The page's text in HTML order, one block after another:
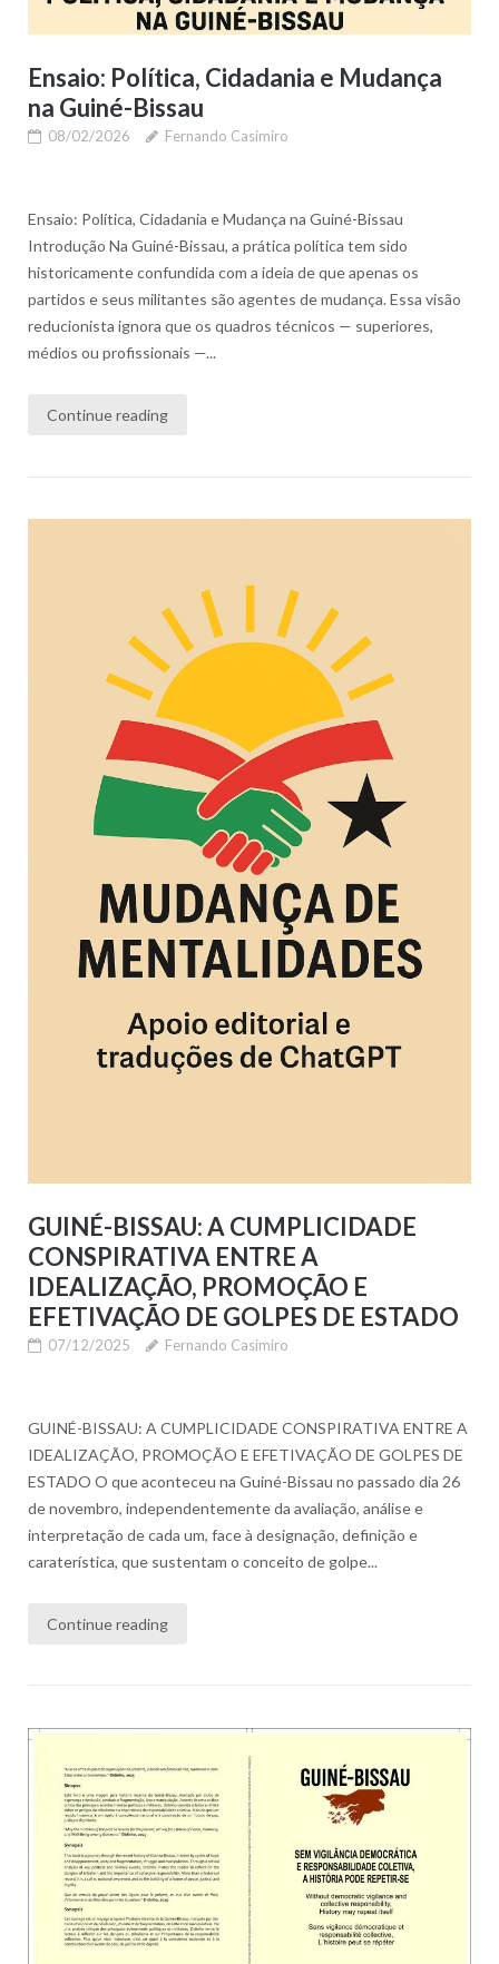
Ensaio: Política, Cidadania e Mudança
na Guiné-Bissau
08/02/2026 Fernando Casimiro
Ensaio: Política, Cidadania e Mudança na Guiné-Bissau
Introdução Na Guiné-Bissau, a prática política tem sido
historicamente confundida com a ideia de que apenas os
partidos e seus militantes são agentes de mudança. Essa visão
reducionista ignora que os quadros técnicos — superiores,
médios ou profissionais —...
Continue reading
GUINÉ-BISSAU: A CUMPLICIDADE
CONSPIRATIVA ENTRE A
IDEALIZAÇÃO, PROMOÇÃO E
EFETIVAÇÃO DE GOLPES DE ESTADO
07/12/2025 Fernando Casimiro
GUINÉ-BISSAU: A CUMPLICIDADE CONSPIRATIVA ENTRE A
IDEALIZAÇÃO, PROMOÇÃO E EFETIVAÇÃO DE GOLPES DE
ESTADO O que aconteceu na Guiné-Bissau no passado dia 26
de novembro, independentemente da avaliação, análise e
interpretação de cada um, face à designação, definição e
caraterística, que sustentam o conceito de golpe...
Continue reading